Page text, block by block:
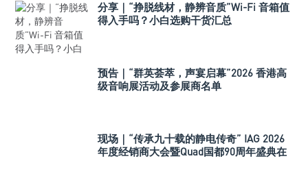
分享｜“挣脱线材，静辨音质”Wi-Fi 音箱值
得入手吗？小白选购干货汇总
预告｜“群英荟萃，声宴启幕”2026 香港高
级音响展活动及参展商名单
现场｜“传承九十载的静电传奇” IAG 2026
年度经销商大会暨Quad国都90周年盛典在